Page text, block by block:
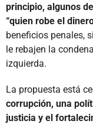
principio, algunos
“quien robe el
beneficios penales,
le rebajen la
izquierda.
La propuesta está
corrupción, una
justicia y el